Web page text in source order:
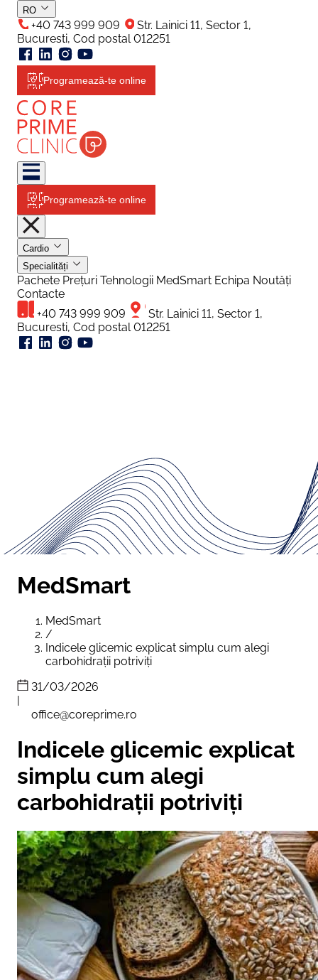
RO
+40 743 999 909
Str. Lainici 11, Sector 1,
Bucuresti, Cod postal 012251
Programează-te online
Programează-te online
Cardio
Specialități
Pachete Prețuri Tehnologii MedSmart Echipa Noutăți
Contacte
+40 743 999 909
Str. Lainici 11, Sector 1,
Bucuresti, Cod postal 012251
MedSmart
MedSmart
/
Indicele glicemic explicat simplu cum alegi
carbohidrații potriviți
31/03/2026
|
office@coreprime.ro
Indicele glicemic explicat
simplu cum alegi
carbohidrații potriviți